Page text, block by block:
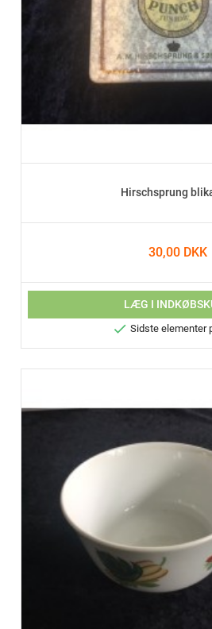
Hirschsprung
30,00 DKK
LÆG I
 Sidste elementer